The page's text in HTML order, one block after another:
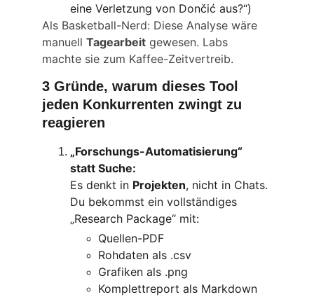
eine Verletzung von Dončić aus?“)
Als Basketball-Nerd: Diese Analyse wäre
manuell Tagearbeit gewesen. Labs
machte sie zum Kaffee-Zeitvertreib.
3 Gründe, warum dieses Tool
jeden Konkurrenten zwingt zu
reagieren
„Forschungs-Automatisierung“
statt Suche:
Es denkt in Projekten, nicht in Chats.
Du bekommst ein vollständiges
„Research Package“ mit:
Quellen-PDF
Rohdaten als .csv
Grafiken als .png
Komplettreport als Markdown